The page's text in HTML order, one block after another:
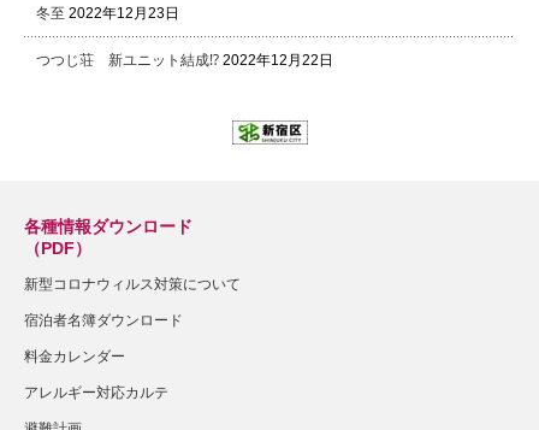
冬至 2022年12月23日
つつじ荘 新ユニット結成⁉ 2022年12月22日
各種情報ダウンロード
（PDF）
新型コロナウィルス対策について
宿泊者名簿ダウンロード
料金カレンダー
アレルギー対応カルテ